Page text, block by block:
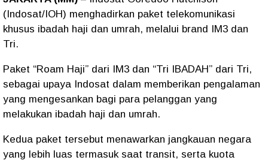
(Indosat/IOH) menghadirkan paket telekomunikasi
khusus ibadah haji dan umrah, melalui brand IM3 dan
Tri.
Paket “Roam Haji” dari IM3 dan “Tri IBADAH” dari Tri,
sebagai upaya Indosat dalam memberikan pengalaman
yang mengesankan bagi para pelanggan yang
melakukan ibadah haji dan umrah.
Kedua paket tersebut menawarkan jangkauan negara
yang lebih luas termasuk saat transit, serta kuota